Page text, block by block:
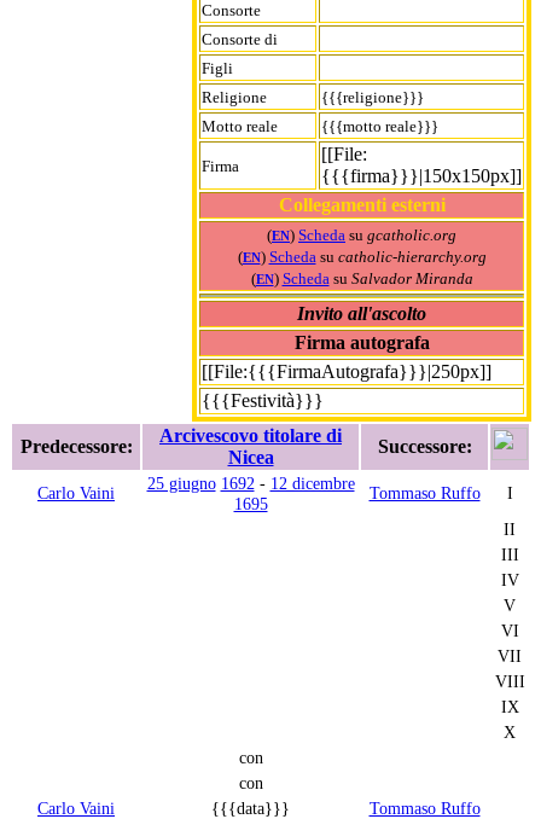
Consorte
Consorte di
Figli
Religione
{{{religione}}}
Motto reale
{{{motto reale}}}
Firma
[[File:
{{{firma}}}|150x150px]]
Collegamenti esterni
(EN) Scheda su gcatholic.org
(EN) Scheda su catholic-hierarchy.org
(EN) Scheda su Salvador Miranda
Invito all'ascolto
Firma autografa
[[File:{{{FirmaAutografa}}}|250px]]
{{{Festività}}}
Predecessore:
Arcivescovo titolare di
Nicea
Successore:
Carlo Vaini 25 giugno 1692 - 12 dicembre
1695
Tommaso Ruffo
I
II
III
IV
V
VI
VII
VIII
IX
X
con
con
Carlo Vaini
{{{data}}} Tommaso Ruffo